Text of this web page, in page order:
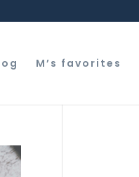
M’s favorites